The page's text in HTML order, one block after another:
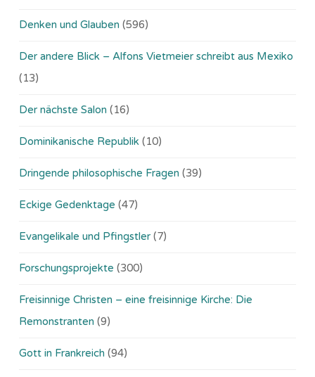
Denken und Glauben (596)
Der andere Blick – Alfons Vietmeier schreibt aus Mexiko
(13)
Der nächste Salon (16)
Dominikanische Republik (10)
Dringende philosophische Fragen (39)
Eckige Gedenktage (47)
Evangelikale und Pfingstler (7)
Forschungsprojekte (300)
Freisinnige Christen – eine freisinnige Kirche: Die
Remonstranten (9)
Gott in Frankreich (94)